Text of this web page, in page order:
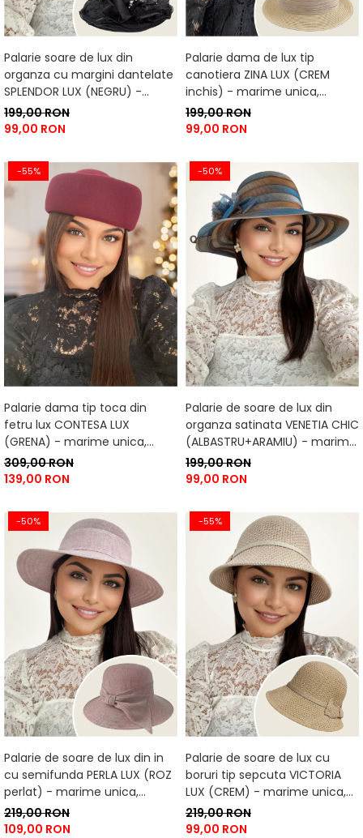
Palarie soare de lux din
organza cu margini dantelate
SPLENDOR LUX (NEGRU) -
marime unica, reglabila
199,00 RON
99,00 RON
Palarie dama de lux tip
canotiera ZINA LUX (CREM
inchis) - marime unica,
reglabila
199,00 RON
99,00 RON
-55%
Palarie dama tip toca din
fetru lux CONTESA LUX
(GRENA) - marime unica,
reglabila
309,00 RON
139,00 RON
-50%
Palarie de soare de lux din
organza satinata VENETIA CHIC
(ALBASTRU+ARAMIU) - marime
unica, reglabila
199,00 RON
99,00 RON
-50%
Palarie de soare de lux din in
cu semifunda PERLA LUX (ROZ
perlat) - marime unica,
reglabila
219,00 RON
109,00 RON
-55%
Palarie de soare de lux cu
boruri tip sepcuta VICTORIA
LUX (CREM) - marime unica,
reglabila
219,00 RON
99,00 RON